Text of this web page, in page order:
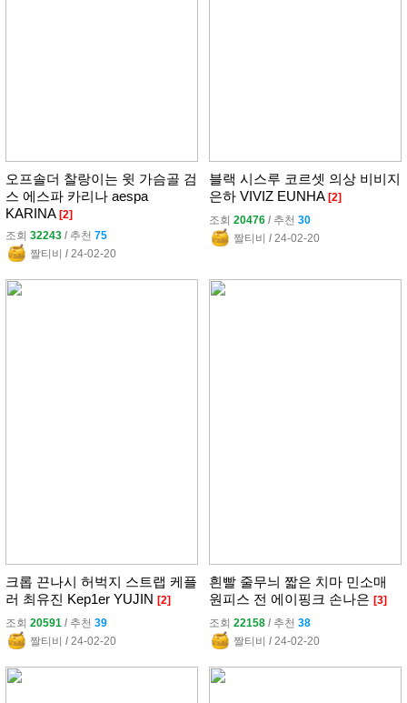
오프솔더 찰랑이는 윗 가슴골 검
스 에스파 카리나 aespa
KARINA [2]
조회 32243 l 추천 75
짤티비 l 24-02-20
블랙 시스루 코르셋 의상 비비지
은하 VIVIZ EUNHA [2]
조회 20476 l 추천 30
짤티비 l 24-02-20
크롭 끈나시 허벅지 스트랩 케플
러 최유진 Kep1er YUJIN [2]
조회 20591 l 추천 39
짤티비 l 24-02-20
흰빨 줄무늬 짧은 치마 민소매
원피스 전 에이핑크 손나은 [3]
조회 22158 l 추천 38
짤티비 l 24-02-20